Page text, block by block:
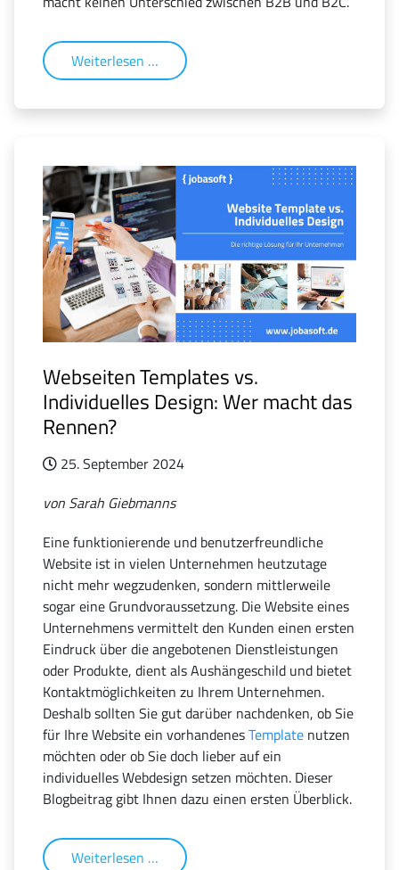
Weiterlesen …
Webseiten Templates vs.
Individuelles Design: Wer macht das
Rennen?
25. September 2024
von Sarah Giebmanns
Eine funktionierende und benutzerfreundliche
Website ist in vielen Unternehmen heutzutage
nicht mehr wegzudenken, sondern mittlerweile
sogar eine Grundvoraussetzung. Die Website eines
Unternehmens vermittelt den Kunden einen ersten
Eindruck über die angebotenen Dienstleistungen
oder Produkte, dient als Aushängeschild und bietet
Kontaktmöglichkeiten zu Ihrem Unternehmen.
Deshalb sollten Sie gut darüber nachdenken, ob Sie
für Ihre Website ein vorhandenesTemplate nutzen
möchten oder ob Sie doch lieber auf ein
individuelles Webdesign setzen möchten. Dieser
Blogbeitrag gibt Ihnen dazu einen ersten Überblick.
Weiterlesen …